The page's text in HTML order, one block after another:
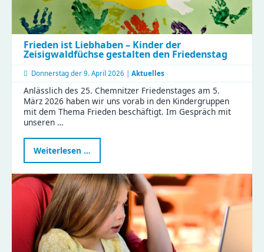
Frieden ist Liebhaben – Kinder der
Zeisigwaldfüchse gestalten den Friedenstag
Donnerstag der 9. April 2026 | Aktuelles
Anlässlich des 25. Chemnitzer Friedenstages am 5.
März 2026 haben wir uns vorab in den Kindergruppen
mit dem Thema Frieden beschäftigt. Im Gespräch mit
unseren …
Weiterlesen …
ist
Liebhaben
–
Kinder
der
Zeisigwaldfüchse
gestalten
den
Friedenstag